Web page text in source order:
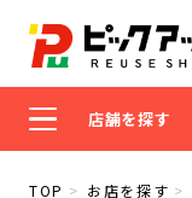
店舗を探す
TOP お店を探す